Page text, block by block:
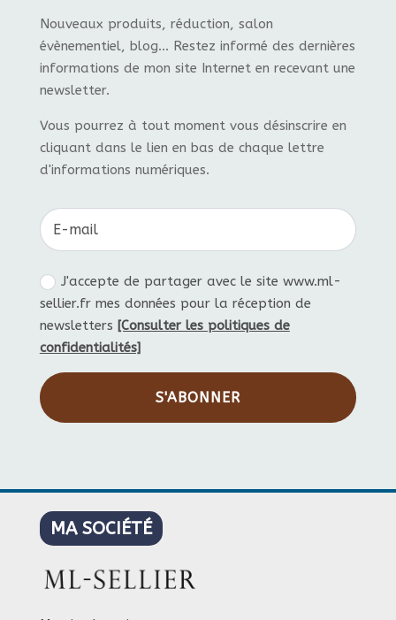
Nouveaux produits, réduction, salon
évènementiel, blog... Restez informé des dernières
informations de mon site Internet en recevant une
newsletter.
Vous pourrez à tout moment vous désinscrire en
cliquant dans le lien en bas de chaque lettre
d'informations numériques.
J'accepte de partager avec le site www.ml-
sellier.fr mes données pour la réception de
newsletters [Consulter les politiques de
confidentialités]
S'ABONNER
MA SOCIÉTÉ